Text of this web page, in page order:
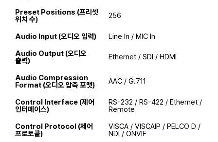
Preset Positions (프리셋
위치 수)
256
Audio Input (오디오 입력)
Line In / MIC In
Audio Output (오디오
출력)
Ethernet / SDI / HDMI
Audio Compression
Format (오디오 압축 포맷)
AAC / G.711
Control Interface (제어
인터페이스)
RS-232 / RS-422 / Ethernet /
Remote
Control Protocol (제어
프로토콜)
VISCA / VISCAIP / PELCO D /
NDI / ONVIF